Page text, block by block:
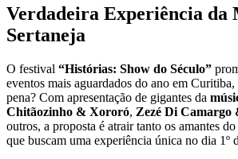
Verdadeira Experiência da
Sertaneja
O festival “Histórias: Show do Século”
eventos mais aguardados do ano em Curitiba,
pena? Com apresentação de gigantes da
Chitãozinho & Xororó, Zezé Di Camargo
outros, a proposta é atrair tanto os amantes
que buscam uma experiência única no dia 1º